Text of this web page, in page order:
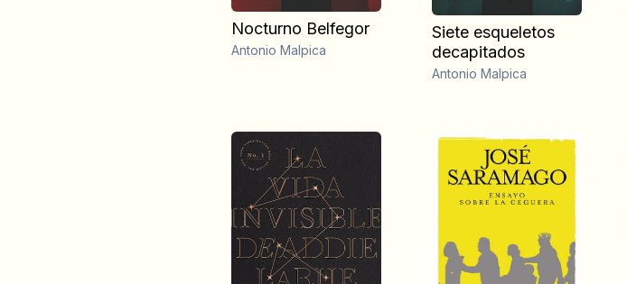
Nocturno Belfegor
Antonio Malpica
Siete esqueletos
decapitados
Antonio Malpica